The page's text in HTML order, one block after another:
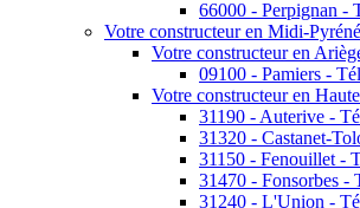
66000 - Perpignan -
Votre constructeur en Midi-
Votre constructeur en
09100 - Pamiers -
Votre constructeur en
31190 - Auterive -
31320 - Castanet-
31150 - Fenouillet -
31470 - Fonsorbes -
31240 - L'Union -